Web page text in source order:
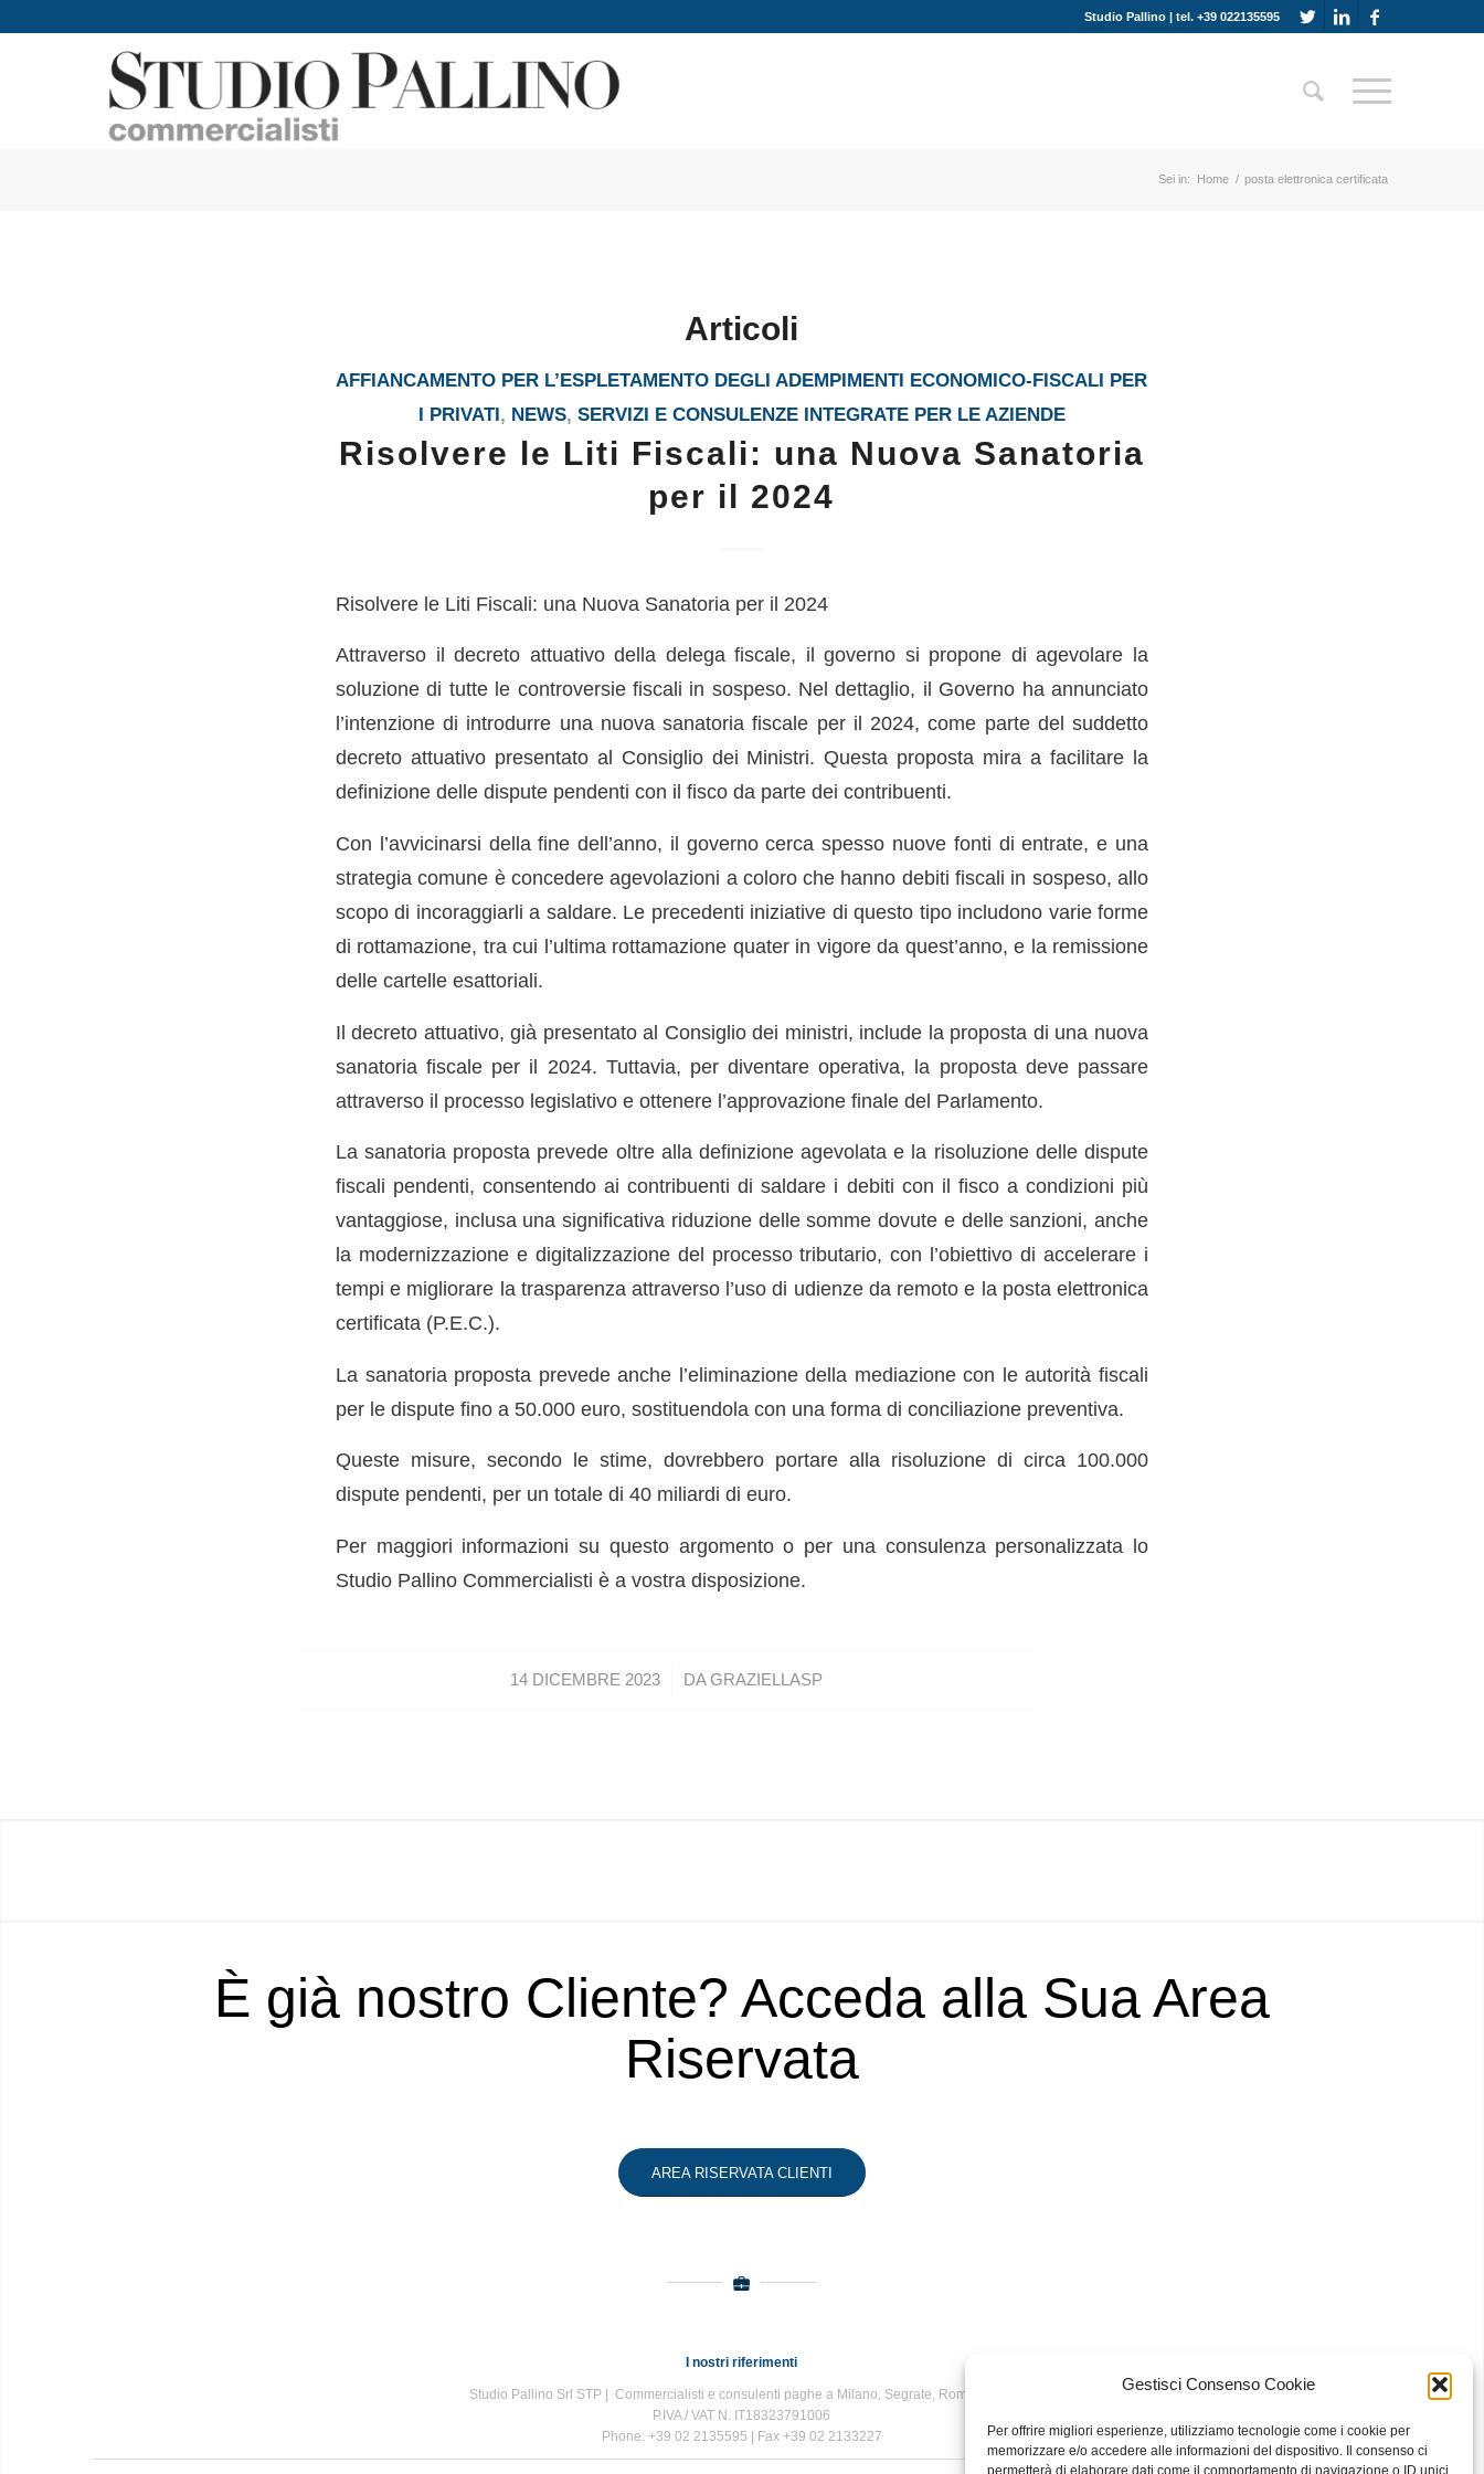
Gestisci Consenso Cookie
Per offrire migliori esperienze, utilizziamo tecnologie come i cookie per
memorizzare e/o accedere alle informazioni del dispositivo. Il consenso ci
permetterà di elaborare dati come il comportamento di navigazione o ID unici
Studio Pallino | tel. +39 022135595
Sei in: Home / posta elettronica certificata
Articoli
AFFIANCAMENTO PER L’ESPLETAMENTO DEGLI ADEMPIMENTI ECONOMICO-FISCALI PER
I PRIVATI, NEWS, SERVIZI E CONSULENZE INTEGRATE PER LE AZIENDE
Risolvere le Liti Fiscali: una Nuova Sanatoria
per il 2024
Risolvere le Liti Fiscali: una Nuova Sanatoria per il 2024
Attraverso il decreto attuativo della delega fiscale, il governo si propone di agevolare la
soluzione di tutte le controversie fiscali in sospeso. Nel dettaglio, il Governo ha annunciato
l’intenzione di introdurre una nuova sanatoria fiscale per il 2024, come parte del suddetto
decreto attuativo presentato al Consiglio dei Ministri. Questa proposta mira a facilitare la
definizione delle dispute pendenti con il fisco da parte dei contribuenti.
Con l’avvicinarsi della fine dell’anno, il governo cerca spesso nuove fonti di entrate, e una
strategia comune è concedere agevolazioni a coloro che hanno debiti fiscali in sospeso, allo
scopo di incoraggiarli a saldare. Le precedenti iniziative di questo tipo includono varie forme
di rottamazione, tra cui l’ultima rottamazione quater in vigore da quest’anno, e la remissione
delle cartelle esattoriali.
Il decreto attuativo, già presentato al Consiglio dei ministri, include la proposta di una nuova
sanatoria fiscale per il 2024. Tuttavia, per diventare operativa, la proposta deve passare
attraverso il processo legislativo e ottenere l’approvazione finale del Parlamento.
La sanatoria proposta prevede oltre alla definizione agevolata e la risoluzione delle dispute
fiscali pendenti, consentendo ai contribuenti di saldare i debiti con il fisco a condizioni più
vantaggiose, inclusa una significativa riduzione delle somme dovute e delle sanzioni, anche
la modernizzazione e digitalizzazione del processo tributario, con l’obiettivo di accelerare i
tempi e migliorare la trasparenza attraverso l’uso di udienze da remoto e la posta elettronica
certificata (P.E.C.).
La sanatoria proposta prevede anche l’eliminazione della mediazione con le autorità fiscali
per le dispute fino a 50.000 euro, sostituendola con una forma di conciliazione preventiva.
Queste misure, secondo le stime, dovrebbero portare alla risoluzione di circa 100.000
dispute pendenti, per un totale di 40 miliardi di euro.
Per maggiori informazioni su questo argomento o per una consulenza personalizzata lo
Studio Pallino Commercialisti è a vostra disposizione.
14 DICEMBRE 2023
/ DAGRAZIELLASP
È già nostro Cliente? Acceda alla Sua Area
Riservata
AREA RISERVATA CLIENTI
I nostri riferimenti
Studio Pallino Srl STP | Commercialisti e consulenti paghe a Milano, Segrate, Roma e Bari
P.IVA / VAT N. IT18323791006
Phone: +39 02 2135595 | Fax +39 02 2133227